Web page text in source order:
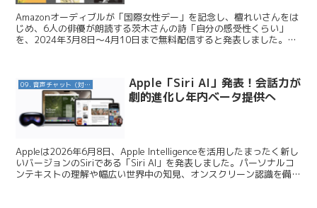
Amazonオーディブルが「国際女性デー」を記念し、檀れいさんをは
じめ、6人の俳優が朗読する茨木さんの詩「自分の感受性くらい」
を、2024年3月8日～4月10日まで無料配信すると発表しました。今
09. 音声チャット（対話AI）
Apple「Siri AI」発表！会話力が
劇的進化し年内ベータ提供へ
Appleは2026年6月8日、Apple Intelligenceを活用したまったく新し
いバージョンのSiriである「Siri AI」を発表しました。パーソナルコ
ンテキストの理解や幅広い世界中の知見、オンスクリーン認識を備